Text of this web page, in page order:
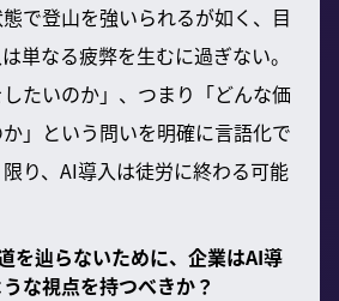
で登山を強いられるが如く、目
単なる疲弊を生むに過ぎない。
たいのか」、つまり「どんな価
」という問いを明確に言語化で
り、AI導入は徒労に終わる可能
を辿らないために、企業はAI導
な視点を持つべきか？